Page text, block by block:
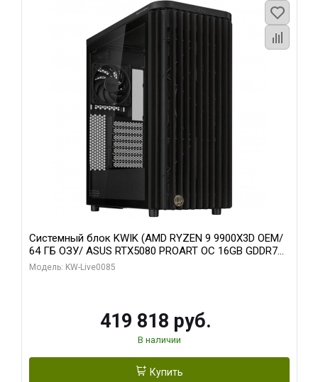
Системный блок KWIK (AMD RYZEN 9 9900X3D OEM/
64 ГБ ОЗУ/ ASUS RTX5080 PROART OC 16GB GDDR7
256bit Type-C DP 2/ 960 ГБ SSD)
Модель: KW-Live0085
419 818 руб.
В наличии
Купить